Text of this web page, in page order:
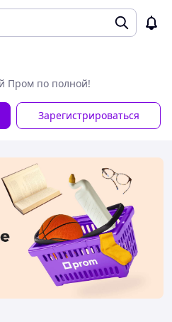
Пром по полной!
Зарегистрироваться